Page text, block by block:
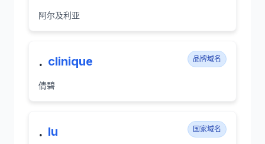
阿尔及利亚
. clinique 品牌域名
倩碧
. lu 国家域名